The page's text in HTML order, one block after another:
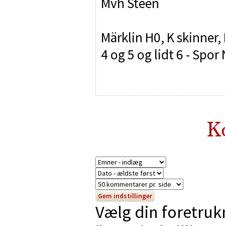
Märklin H0, K
4 og 5 og lidt 6 - Spor
Vælg din